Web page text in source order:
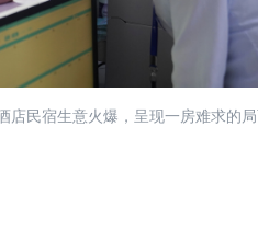
店民宿生意火爆，呈现一房难求的